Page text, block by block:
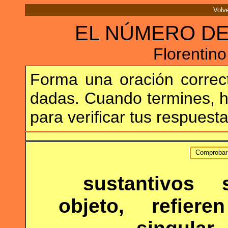
EL NÚMERO
Forma una oración
dadas. Cuando termines,
para verificar tus
sustantivos
objeto,
refieren